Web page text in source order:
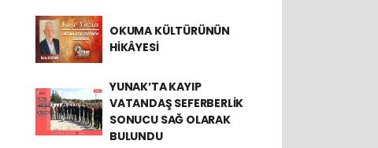
OKUMA KÜLTÜRÜNÜN
HİKÂYESİ
YUNAK’TA KAYIP
VATANDAŞ SEFERBERLİK
SONUCU SAĞ OLARAK
BULUNDU